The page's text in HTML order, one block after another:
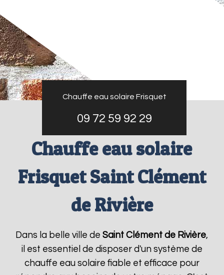
Chauffe eau solaire Frisquet
09 72 59 92 29
Chauffe eau solaire
Frisquet Saint Clément
de Rivière
Dans la belle ville deSaint Clément de Rivière,
il est essentiel de disposer d'un système de
chauffe eau solaire fiable et efficace pour